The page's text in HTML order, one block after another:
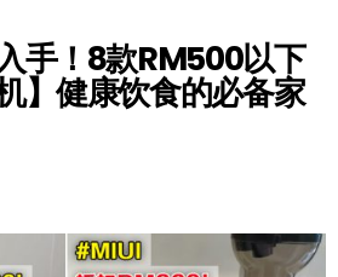
手！8款RM500以下
】健康饮食的必备家